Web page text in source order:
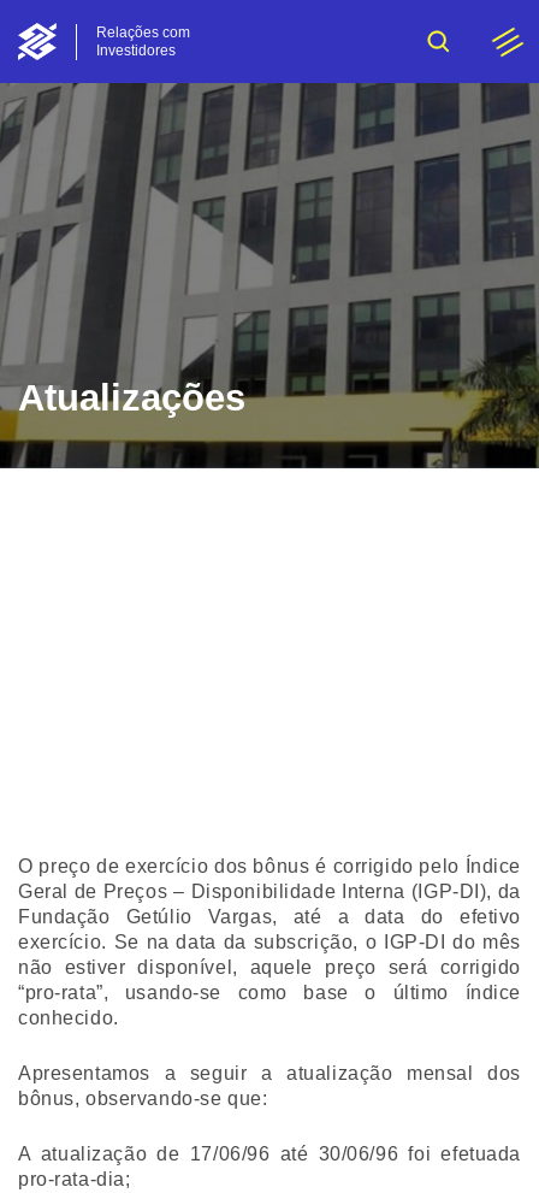
Relações com
Investidores
Atualizações
O preço de exercício dos bônus é corrigido pelo Índice
Geral de Preços – Disponibilidade Interna (IGP-DI), da
Fundação Getúlio Vargas, até a data do efetivo
exercício. Se na data da subscrição, o IGP-DI do mês
não estiver disponível, aquele preço será corrigido
“pro-rata”, usando-se como base o último índice
conhecido.
Apresentamos a seguir a atualização mensal dos
bônus, observando-se que:
A atualização de 17/06/96 até 30/06/96 foi efetuada
pro-rata-dia;